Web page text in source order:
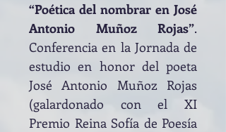
“Poética del nombrar en José
Antonio Muñoz Rojas”.
Conferencia en la Jornada de
estudio en honor del poeta
José Antonio Muñoz Rojas
(galardonado con el XI
Premio Reina Sofía de Poesía